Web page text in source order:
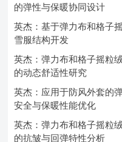
的弹性与保暖协同设计
英杰：基于弹力布和格子
雪服结构开发
英杰：弹力布和格子摇粒
的动态舒适性研究
英杰：应用于防风外套的
安全与保暖性能优化
英杰：弹力布和格子摇粒
的抗皱与回弹特性分析